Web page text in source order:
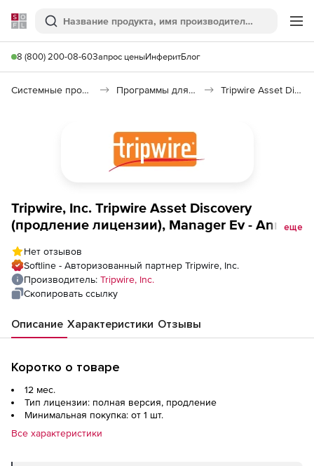
Softline
Поиск
8 (800) 200-08-60Запрос ценыИнферитБлог
Системные программы Программы для настройки системы Tripwire Asset Discovery
Tripwire, Inc. Tripwire Asset Discovery
(продление лицензии), Manager Ev - Annual
еще
Нет отзывов
Softline - Авторизованный партнер Tripwire, Inc.
Производитель: Tripwire, Inc.
Скопировать ссылку
Описание Характеристики Отзывы
Коротко о товаре
12 мес.
Тип лицензии: полная версия, продление
Минимальная покупка: от 1 шт.
Все характеристики